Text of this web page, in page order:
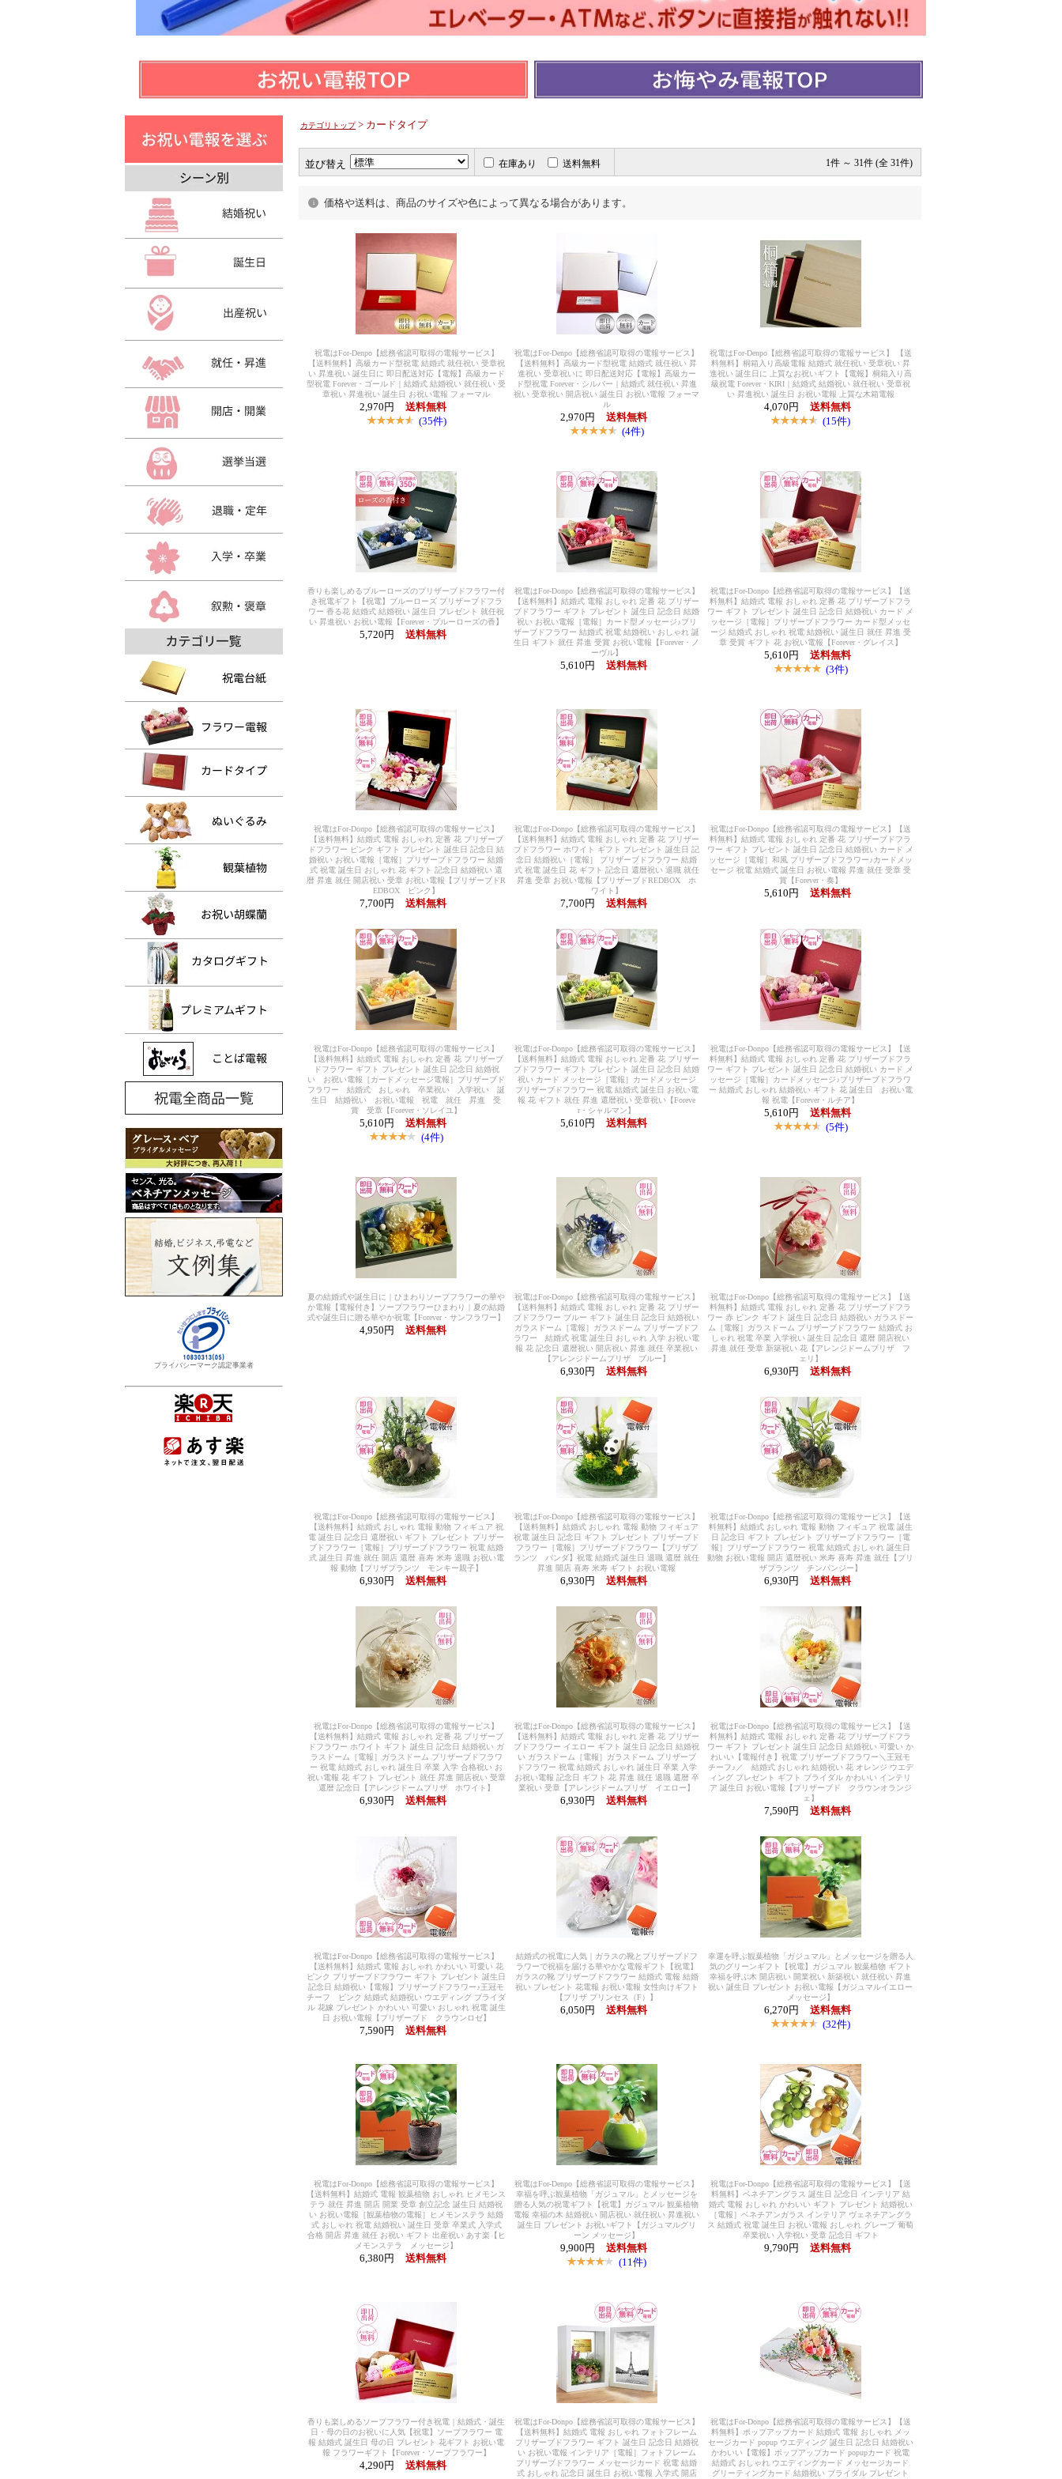
プライバシーマーク認定事業者
カテゴリトップ> カードタイプ
並び替え 在庫あり 送料無料 1件 ～ 31件 (全 31件)
価格や送料は、商品のサイズや色によって異なる場合があります。
祝電はFor-Denpo【総務省認可取得の電報サービス】
【送料無料】高級カード型祝電 結婚式 就任祝い 受章祝
い 昇進祝い 誕生日に 即日配送対応【電報】高級カード
型祝電 Forever・ゴールド｜結婚式 結婚祝い 就任祝い 受
章祝い 昇進祝い 誕生日 お祝い電報 フォーマル
2,970円 送料無料
(35件)
祝電はFor-Denpo【総務省認可取得の電報サービス】
【送料無料】高級カード型祝電 結婚式 就任祝い 昇
進祝い 受章祝いに 即日配送対応【電報】高級カー
ド型祝電 Forever・シルバー｜結婚式 就任祝い 昇進
祝い 受章祝い 開店祝い 誕生日 お祝い電報 フォーマ
ル
2,970円 送料無料
(4件)
祝電はFor-Denpo【総務省認可取得の電報サービス】 【送
料無料】桐箱入り高級電報 結婚式 就任祝い 受章祝い 昇
進祝い 誕生日に 上質なお祝いギフト【電報】桐箱入り高
級祝電 Forever・KIRI｜結婚式 結婚祝い 就任祝い 受章祝
い 昇進祝い 誕生日 お祝い電報 上質な木箱電報
4,070円 送料無料
(15件)
香りも楽しめるブルーローズのプリザーブドフラワー付
き祝電ギフト【祝電】ブルーローズ プリザーブドフラ
ワー 香る花 結婚式 結婚祝い 誕生日 プレゼント 就任祝
い 昇進祝い お祝い電報【Forever・ブルーローズの香】
5,720円 送料無料
祝電はFor-Donpo【総務省認可取得の電報サービス】
【送料無料】結婚式 電報 おしゃれ 定番 花 プリザー
ブドフラワー ギフト プレゼント 誕生日 記念日 結婚
祝い お祝い電報［電報］カード型メッセージ♪プリ
ザーブドフラワー 結婚式 祝電 結婚祝い おしゃれ 誕
生日 ギフト 就任 昇進 受賞 お祝い電報【Forever・ノ
ーヴル】
5,610円 送料無料
祝電はFor-Donpo【総務省認可取得の電報サービス】【送
料無料】結婚式 電報 おしゃれ 定番 花 プリザーブドフラ
ワー ギフト プレゼント 誕生日 記念日 結婚祝い カード メ
ッセージ［電報］プリザーブドフラワー カード型メッセ
ージ 結婚式 おしゃれ 祝電 結婚祝い 誕生日 就任 昇進 受
章 受賞 ギフト 花 お祝い電報【Forever・グレイス】
5,610円 送料無料
(3件)
祝電はFor-Donpo【総務省認可取得の電報サービス】
【送料無料】結婚式 電報 おしゃれ 定番 花 プリザーブ
ドフラワー ピンク ギフト プレゼント 誕生日 記念日 結
婚祝い お祝い電報［電報］プリザーブドフラワー 結婚
式 祝電 誕生日 おしゃれ 花 ギフト 記念日 結婚祝い 還
暦 昇進 就任 開店祝い 受章 お祝い電報【プリザーブドR
EDBOX ピンク】
7,700円 送料無料
祝電はFor-Donpo【総務省認可取得の電報サービス】
【送料無料】結婚式 電報 おしゃれ 定番 花 プリザー
ブドフラワー ホワイト ギフト プレゼント 誕生日 記
念日 結婚祝い［電報］ プリザーブドフラワー 結婚
式 祝電 誕生日 花 ギフト 記念日 還暦祝い 退職 就任
昇進 受章 お祝い電報【プリザーブドREDBOX ホ
ワイト】
7,700円 送料無料
祝電はFor-Donpo【総務省認可取得の電報サービス】【送
料無料】結婚式 電報 おしゃれ 定番 花 プリザーブドフラ
ワー ギフト プレゼント 誕生日 記念日 結婚祝い カード メ
ッセージ［電報］和風 プリザーブドフラワー♪カードメッ
セージ 祝電 結婚式 誕生日 お祝い電報 昇進 就任 受章 受
賞【Forever・奏】
5,610円 送料無料
祝電はFor-Donpo【総務省認可取得の電報サービス】
【送料無料】結婚式 電報 おしゃれ 定番 花 プリザーブ
ドフラワー ギフト プレゼント 誕生日 記念日 結婚祝
い お祝い電報［カードメッセージ電報］プリザーブド
フラワー 結婚式 おしゃれ 卒業祝い 入学祝い 誕
生日 結婚祝い お祝い電報 祝電 就任 昇進 受
賞 受章【Forever・ソレイユ】
5,610円 送料無料
(4件)
祝電はFor-Donpo【総務省認可取得の電報サービス】
【送料無料】結婚式 電報 おしゃれ 定番 花 プリザー
ブドフラワー ギフト プレゼント 誕生日 記念日 結婚
祝い カード メッセージ［電報］カードメッセージ
プリザーブドフラワー 祝電 結婚式 誕生日 お祝い電
報 花 ギフト 就任 昇進 還暦祝い 受章祝い【Foreve
r・シャルマン】
5,610円 送料無料
祝電はFor-Donpo【総務省認可取得の電報サービス】【送
料無料】結婚式 電報 おしゃれ 定番 花 プリザーブドフラ
ワー ギフト プレゼント 誕生日 記念日 結婚祝い カード メ
ッセージ［電報］カードメッセージ♪プリザーブドフラワ
ー 結婚式 おしゃれ 結婚祝い ギフト 花 誕生日 お祝い電
報 祝電【Forever・ルチア】
5,610円 送料無料
(5件)
夏の結婚式や誕生日に｜ひまわりソープフラワーの華や
か電報【電報付き】ソープフラワーひまわり｜夏の結婚
式や誕生日に贈る華やか祝電【Forever・サンフラワー】
4,950円 送料無料
祝電はFor-Donpo【総務省認可取得の電報サービス】
【送料無料】結婚式 電報 おしゃれ 定番 花 プリザー
ブドフラワー ブルー ギフト 誕生日 記念日 結婚祝い
ガラスドーム［電報］ガラスドーム プリザーブドフ
ラワー 結婚式 祝電 誕生日 おしゃれ 入学 お祝い電
報 花 記念日 還暦祝い 開店祝い 昇進 就任 卒業祝い
【アレンジドームプリザ ブルー】
6,930円 送料無料
祝電はFor-Donpo【総務省認可取得の電報サービス】【送
料無料】結婚式 電報 おしゃれ 定番 花 プリザーブドフラ
ワー 赤 ピンク ギフト 誕生日 記念日 結婚祝い ガラスドー
ム［電報］ガラスドーム プリザーブドフラワー 結婚式 お
しゃれ 祝電 卒業 入学祝い 誕生日 記念日 還暦 開店祝い
昇進 就任 受章 新築祝い 花【アレンジドームプリザ フ
ェリ】
6,930円 送料無料
祝電はFor-Donpo【総務省認可取得の電報サービス】
【送料無料】結婚式 おしゃれ 電報 動物 フィギュア 祝
電 誕生日 記念日 還暦祝い ギフト プレゼント プリザー
ブドフラワー［電報］プリザーブドフラワー 祝電 結婚
式 誕生日 昇進 就任 開店 還暦 喜寿 米寿 退職 お祝い電
報 動物【プリザプランツ モンキー親子】
6,930円 送料無料
祝電はFor-Donpo【総務省認可取得の電報サービス】
【送料無料】結婚式 おしゃれ 電報 動物 フィギュア
祝電 誕生日 記念日 ギフト プレゼント プリザーブド
フラワー［電報］プリザーブドフラワー【プリザプ
ランツ パンダ】祝電 結婚式 誕生日 退職 還暦 就任
昇進 開店 喜寿 米寿 ギフト お祝い電報
6,930円 送料無料
祝電はFor-Donpo【総務省認可取得の電報サービス】【送
料無料】結婚式 おしゃれ 電報 動物 フィギュア 祝電 誕生
日 記念日 ギフト プレゼント プリザーブドフラワー［電
報］プリザーブドフラワー 祝電 結婚式 おしゃれ 誕生日
動物 お祝い電報 開店 還暦祝い 米寿 喜寿 昇進 就任【プリ
ザプランツ チンパンジー】
6,930円 送料無料
祝電はFor-Donpo【総務省認可取得の電報サービス】
【送料無料】結婚式 電報 おしゃれ 定番 花 プリザーブ
ドフラワー ホワイト ギフト 誕生日 記念日 結婚祝い ガ
ラスドーム［電報］ガラスドーム プリザーブドフラワ
ー 祝電 結婚式 おしゃれ 誕生日 卒業 入学 合格祝い お
祝い電報 花 ギフト プレゼント 就任 昇進 開店祝い 受章
還暦 記念日【アレンジドームプリザ ホワイト】
6,930円 送料無料
祝電はFor-Donpo【総務省認可取得の電報サービス】
【送料無料】結婚式 電報 おしゃれ 定番 花 プリザー
ブドフラワー イエロー ギフト 誕生日 記念日 結婚祝
い ガラスドーム［電報］ガラスドーム プリザーブ
ドフラワー 祝電 結婚式 おしゃれ 誕生日 卒業 入学
お祝い電報 記念日 ギフト 花 昇進 就任 退職 還暦 卒
業祝い 受章【アレンジドームプリザ イエロー】
6,930円 送料無料
祝電はFor-Donpo【総務省認可取得の電報サービス】【送
料無料】結婚式 電報 おしゃれ 定番 花 プリザーブドフラ
ワー ギフト プレゼント 誕生日 記念日 結婚祝い 可愛い か
わいい【電報付き】祝電 プリザーブドフラワー＼王冠モ
チーフ♪／ 結婚式 おしゃれ 結婚祝い 花 オレンジ ウエデ
ィング プレゼント ギフト ブライダル かわいい インテリ
ア 誕生日 お祝い電報【プリザーブド クラウンオランジ
ェ】
7,590円 送料無料
祝電はFor-Donpo【総務省認可取得の電報サービス】
【送料無料】結婚式 電報 おしゃれ かわいい 可愛い 花
ピンク プリザーブドフラワー ギフト プレゼント 誕生日
記念日 結婚祝い【電報】プリザーブドフラワー♪王冠モ
チーフ ピンク 結婚式 結婚祝い ウエディング ブライダ
ル 花嫁 プレゼント かわいい 可愛い おしゃれ 祝電 誕生
日 お祝い電報【プリザーブド クラウンロゼ】
7,590円 送料無料
結婚式の祝電に人気｜ガラスの靴とプリザーブドフ
ラワーで祝福を届ける華やかな電報ギフト【祝電】
ガラスの靴 プリザーブドフラワー 結婚式 電報 結婚
祝い プレゼント 花電報 お祝い電報 女性向けギフト
【プリザ プリンセス（F）】
6,050円 送料無料
幸運を呼ぶ観葉植物「ガジュマル」とメッセージを贈る人
気のグリーンギフト【祝電】ガジュマル 観葉植物 ギフト
幸福を呼ぶ木 開店祝い 開業祝い 新築祝い 就任祝い 昇進
祝い 誕生日 プレゼント お祝い電報【ガジュマルイエロー
メッセージ】
6,270円 送料無料
(32件)
祝電はFor-Donpo【総務省認可取得の電報サービス】
【送料無料】結婚式 電報 観葉植物 おしゃれ ヒメモンス
テラ 就任 昇進 開店 開業 受章 創立記念 誕生日 結婚祝
い お祝い電報［観葉植物の電報］ヒメモンステラ 結婚
式 おしゃれ 祝電 結婚祝い 誕生日 受章 卒業式 入学式
合格 開店 昇進 就任 お祝い ギフト 出産祝い あす楽【ヒ
メモンステラ メッセージ】
6,380円 送料無料
祝電はFor-Denpo【総務省認可取得の電報サービス】
幸福を呼ぶ観葉植物「ガジュマル」とメッセージを
贈る人気の祝電ギフト【祝電】ガジュマル 観葉植物
電報 幸福の木 結婚祝い 開店祝い 就任祝い 昇進祝い
誕生日 プレゼント お祝いギフト【ガジュマルグリ
ーン メッセージ】
9,900円 送料無料
(11件)
祝電はFor-Donpo【総務省認可取得の電報サービス】【送
料無料】ベネチアングラス 誕生日 記念日 インテリア 結
婚式 電報 おしゃれ かわいい ギフト プレゼント 結婚祝い
［電報］ベネチアンガラス インテリア ヴェネチアングラ
ス 結婚式 祝電 誕生日 お祝い電報 おしゃれ グレープ 葡萄
卒業祝い 入学祝い 受章 記念日 ギフト
9,790円 送料無料
香りも楽しめるソープフラワー付き祝電｜結婚式・誕生
日・母の日のお祝いに人気【祝電】ソープフラワー 電
報 結婚式 誕生日 母の日 プレゼント 花ギフト お祝い電
報 フラワーギフト【Forever・ソープフラワー】
4,290円 送料無料
祝電はFor-Donpo【総務省認可取得の電報サービス】
【送料無料】結婚式 電報 おしゃれ フォトフレーム
プリザーブドフラワー ギフト 誕生日 記念日 結婚祝
い お祝い電報 インテリア［電報］フォトフレーム
プリザーブドフラワー メッセージカード 祝電 結婚
式 おしゃれ 記念日 誕生日 お祝い電報 入学式 開店
祝電はFor-Donpo【総務省認可取得の電報サービス】【送
料無料】ポップアップカード 結婚式 電報 おしゃれ メッ
セージカード popup ウエディング 誕生日 記念日 結婚祝い
かわいい【電報】ポップアップカード popupカード 祝電
結婚式 おしゃれ ウエディングカード メッセージカード
グリーティングカード 結婚祝い ブライダル プレゼント